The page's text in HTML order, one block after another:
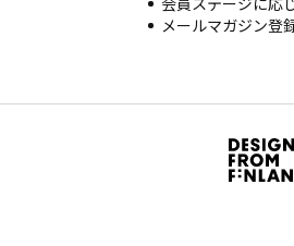
会員ステージに応
メールマガジン登